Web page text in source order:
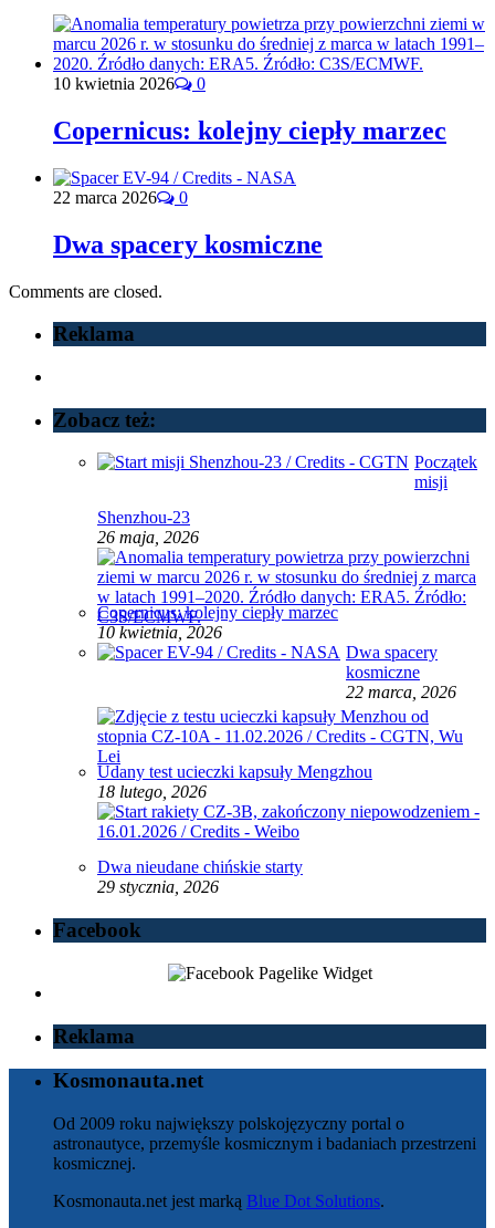
10 kwietnia 2026 0
Copernicus: kolejny ciepły marzec
22 marca 2026 0
Dwa spacery kosmiczne
Comments are closed.
Reklama
Zobacz też:
Początek
misji
Shenzhou-23
26 maja, 2026
Copernicus: kolejny ciepły marzec
10 kwietnia, 2026
Dwa spacery
kosmiczne
22 marca, 2026
Udany test ucieczki kapsuły Mengzhou
18 lutego, 2026
Dwa nieudane chińskie starty
29 stycznia, 2026
Facebook
Reklama
Kosmonauta.net
Od 2009 roku największy polskojęzyczny portal o
astronautyce, przemyśle kosmicznym i badaniach przestrzeni
kosmicznej.
Kosmonauta.net jest marką Blue Dot Solutions.